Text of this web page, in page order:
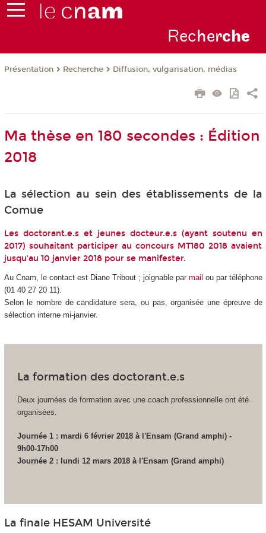
Recherche
Présentation Recherche Diffusion, vulgarisation, médias
Ma thèse en 180 secondes : Édition
2018
La sélection au sein des établissements de la
Comue
Les doctorant.e.s et jeunes docteur.e.s (ayant soutenu en
2017) souhaitant participer au concours MT180 2018 avaient
jusqu'au 10 janvier 2018 pour se manifester.
Au Cnam, le contact est Diane Tribout ; joignable par mail ou par téléphone
(01 40 27 20 11).
Selon le nombre de candidature sera, ou pas, organisée une épreuve de
sélection interne mi-janvier.
La formation des doctorant.e.s
Deux journées de formation avec une coach professionnelle ont été
organisées.
Journée 1 : mardi 6 février 2018 à l'Ensam (Grand amphi) -
9h00-17h00
Journée 2 : lundi 12 mars 2018 à l'Ensam (Grand amphi)
La finale HESAM Université